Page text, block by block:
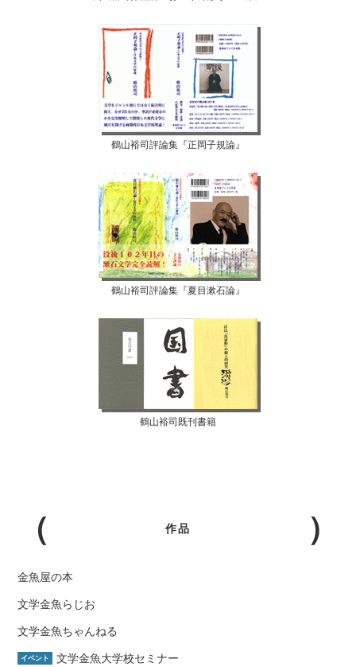
鶴山裕司評論集『正岡子規論』
鶴山裕司評論集『夏目漱石論』
鶴山裕司既刊書籍
作品
金魚屋の本
文学金魚らじお
文学金魚ちゃんねる
イベント 文学金魚大学校セミナー